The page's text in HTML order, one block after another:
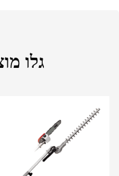
גלו